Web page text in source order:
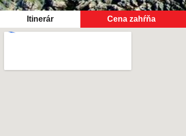
Itinerár Cena zahŕňa